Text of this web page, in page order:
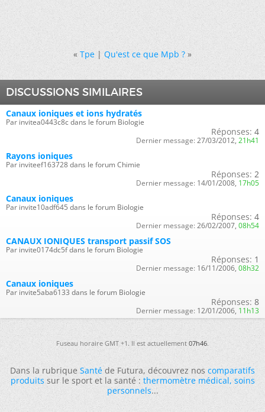
« Tpe|Qu'est ce que Mpb ? »
DISCUSSIONS SIMILAIRES
Canaux ioniques et ions hydratés
Par invitea0443c8c dans le forum Biologie
Réponses: 4
Dernier message: 27/03/2012, 21h41
Rayons ioniques
Par inviteef163728 dans le forum Chimie
Réponses: 2
Dernier message: 14/01/2008, 17h05
Canaux ioniques
Par invite10adf645 dans le forum Biologie
Réponses: 4
Dernier message: 26/02/2007, 08h54
CANAUX IONIQUES transport passif SOS
Par invite0174dc5f dans le forum Biologie
Réponses: 1
Dernier message: 16/11/2006, 08h32
Canaux ioniques
Par invite5aba6133 dans le forum Biologie
Réponses: 8
Dernier message: 12/01/2006, 11h13
Fuseau horaire GMT +1. Il est actuellement07h46.
Dans la rubriqueSantéde Futura, découvrez noscomparatifs
produitssur le sport et la santé :thermomètre médical,soins
personnels...